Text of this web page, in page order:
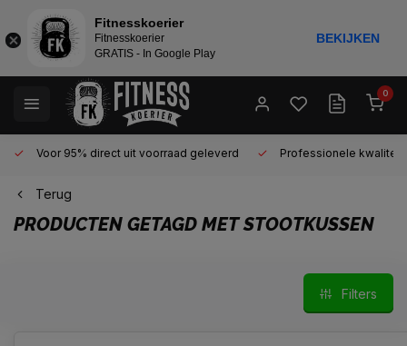
0
Voor 95% direct uit voorraad geleverd Professionele kwaliteit
Terug
PRODUCTEN GETAGD MET STOOTKUSSEN
Filters
Fitnesskoerier
Fitnesskoerier
GRATIS - In Google Play
BEKIJKEN